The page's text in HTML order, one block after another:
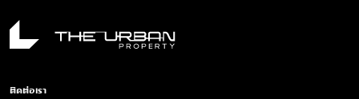
ติดต่อเรา